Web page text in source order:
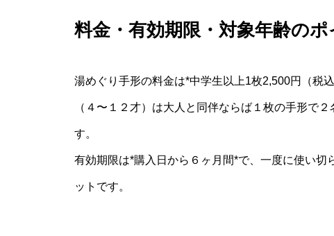
料金・有効期限・対象年齢のポ
湯めぐり手形の料金は*中学生以上1枚2,500円（税
（４〜１２才）は大人と同伴ならば１枚の手形で
す。
有効期限は*購入日から６ヶ月間*で、一度に使い切
ットです。